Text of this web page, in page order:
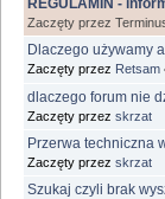
Zaczęty przez
Dlaczego używamy
Zaczęty przez Retsam
dlaczego forum nie
Zaczęty przez skrzat
Przerwa techniczna
Zaczęty przez skrzat
Szukaj czyli brak